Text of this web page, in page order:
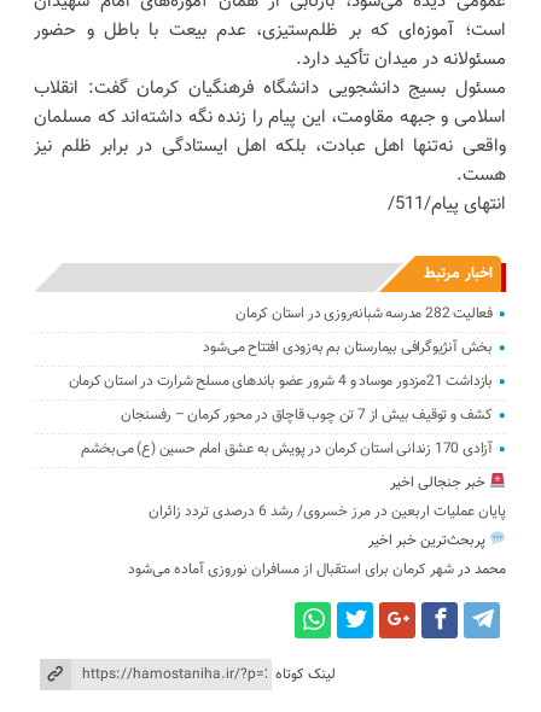
است؛ آموزه‌ای که بر ظلم‌ستیزی، عدم بیعت با باطل و حضور
مسئولانه در میدان تأکید دارد.
مسئول بسیج دانشجویی دانشگاه فرهنگیان کرمان گفت: انقلاب
اسلامی و جبهه مقاومت، این پیام را زنده نگه داشته‌اند که مسلمان
واقعی نه‌تنها اهل عبادت، بلکه اهل ایستادگی در برابر ظلم نیز
هست.
انتهای پیام/511/
اخبار مرتبط
فعالیت 282 مدرسه شبانه‌روزی در استان کرمان
بخش آنژیوگرافی بیمارستان بم به‌زودی افتتاح می‌شود
بازداشت 21مزدور موساد و 4 شرور عضو باندهای مسلح شرارت در استان کرمان
کشف و توقیف بیش از 7 تن چوب قاچاق در محور کرمان – رفسنجان
آزادی 170 زندانی استان کرمان در پویش به عشق امام حسین (ع) می‌بخشم
خبر جنجالی اخیر
پایان عملیات اربعین در مرز خسروی/ رشد 6 درصدی تردد زائران
پربحث‌ترین خبر اخیر
محمد درشهر کرمان برای استقبال از مسافران نوروزی آماده می‌شود
لینک کوتاه